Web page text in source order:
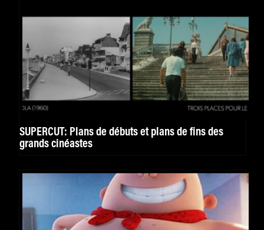
SUPERCUT: Plans de débuts et plans de fins des
grands cinéastes